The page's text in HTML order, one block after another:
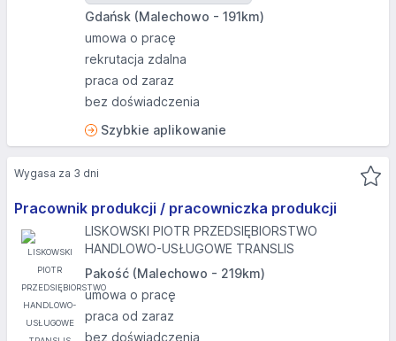
Gdańsk (Malechowo - 191km)
umowa o pracę
rekrutacja zdalna
praca od zaraz
bez doświadczenia
Szybkie aplikowanie
Pracownik produkcji / pracowniczka produkcji
LISKOWSKI PIOTR PRZEDSIĘBIORSTWO
HANDLOWO-USŁUGOWE TRANSLIS
Pakość (Malechowo - 219km)
umowa o pracę
praca od zaraz
bez doświadczenia
Wygasa za 3 dni